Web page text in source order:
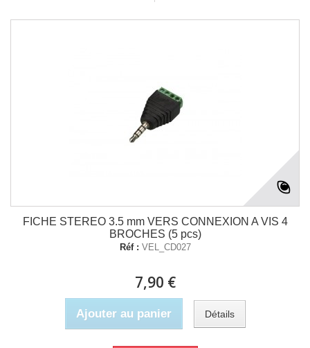
FICHE STEREO 3.5 mm VERS CONNEXION A VIS 4
BROCHES (5 pcs)
Réf : VEL_CD027
7,90 €
Ajouter au panier Détails